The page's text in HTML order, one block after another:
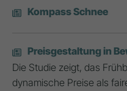
Kompass Schnee
Preisgestaltung in
Die Studie zeigt, das
dynamische Preise als